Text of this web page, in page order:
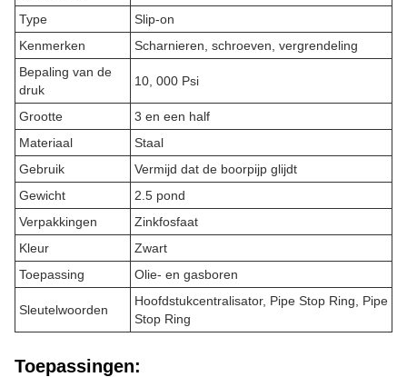
Type
Slip-on
Kenmerken
Scharnieren, schroeven, vergrendeling
Bepaling van de
druk
10, 000 Psi
Grootte
3 en een half
Materiaal
Staal
Gebruik
Vermijd dat de boorpijp glijdt
Gewicht
2.5 pond
Verpakkingen
Zinkfosfaat
Kleur
Zwart
Toepassing
Olie- en gasboren
Sleutelwoorden
Hoofdstukcentralisator, Pipe Stop Ring, Pipe
Stop Ring
Toepassingen: